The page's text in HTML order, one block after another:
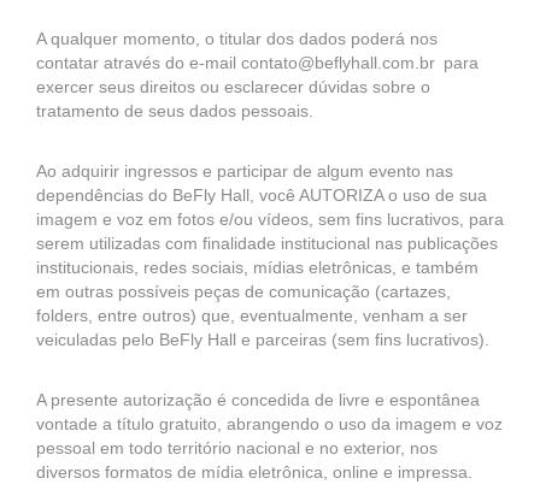
A qualquer momento, o titular dos dados poderá nos
contatar através do e-mail contato@beflyhall.com.br para
exercer seus direitos ou esclarecer dúvidas sobre o
tratamento de seus dados pessoais.
Ao adquirir ingressos e participar de algum evento nas
dependências do BeFly Hall, você AUTORIZA o uso de sua
imagem e voz em fotos e/ou vídeos, sem fins lucrativos, para
serem utilizadas com finalidade institucional nas publicações
institucionais, redes sociais, mídias eletrônicas, e também
em outras possíveis peças de comunicação (cartazes,
folders, entre outros) que, eventualmente, venham a ser
veiculadas pelo BeFly Hall e parceiras (sem fins lucrativos).
A presente autorização é concedida de livre e espontânea
vontade a título gratuito, abrangendo o uso da imagem e voz
pessoal em todo território nacional e no exterior, nos
diversos formatos de mídia eletrônica, online e impressa.